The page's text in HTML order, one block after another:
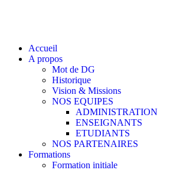
Accueil
A propos
Mot de DG
Historique
Vision & Missions
NOS EQUIPES
ADMINISTRATION
ENSEIGNANTS
ETUDIANTS
NOS PARTENAIRES
Formations
Formation initiale